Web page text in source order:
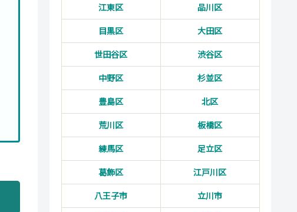
江東区
品川区
目黒区
大田区
世田谷区
渋谷区
中野区
杉並区
豊島区
北区
荒川区
板橋区
練馬区
足立区
葛飾区
江戸川区
八王子市
立川市